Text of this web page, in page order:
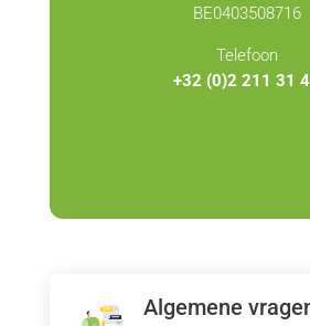
BE0403508716
Telefoon
+32 (0)2 211 31
Algemene